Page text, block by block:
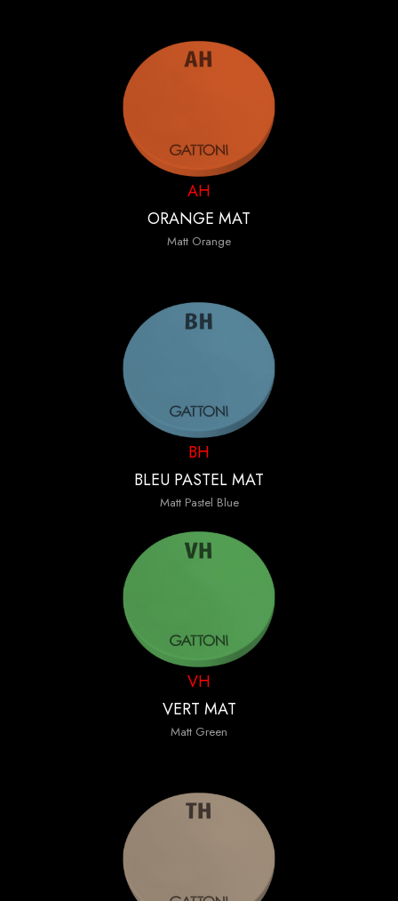
AH
ORANGE MAT
Matt Orange
BH
BLEU PASTEL MAT
Matt Pastel Blue
VH
VERT MAT
Matt Green